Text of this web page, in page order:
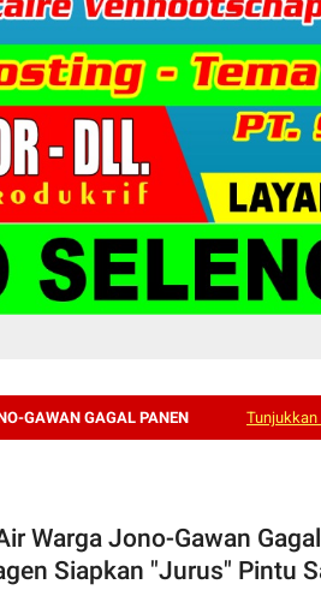
GAWAN GAGAL PANEN
Siapkan "Jurus" Pintu